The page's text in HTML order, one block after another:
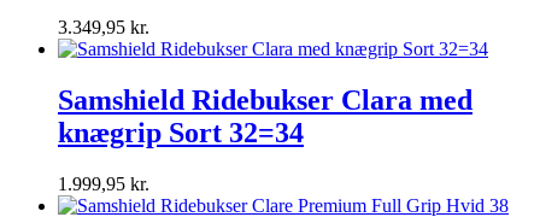
3.349,95 kr.
Samshield Ridebukser Clara med
knægrip Sort 32=34
1.999,95 kr.